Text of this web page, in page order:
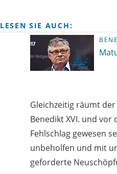
LESEN SIE AUCH:
Gleichzeitig räumt
Benedikt XVI. und
Fehlschlag gewesen
unbeholfen und mit
geforderte